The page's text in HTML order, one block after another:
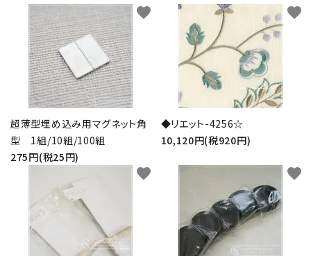
超薄型埋め込み用マグネット角
型 1組/10組/100組
275円(税25円)
favorite
◆リエット-4256☆
10,120円(税920円)
favorite
favorite favorite